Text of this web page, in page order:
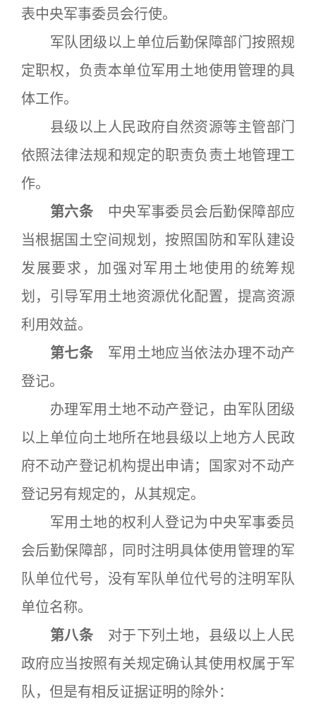
表中央军事委员会行使。
军队团级以上单位后勤保障部门按照规
定职权，负责本单位军用土地使用管理的具
体工作。
县级以上人民政府自然资源等主管部门
依照法律法规和规定的职责负责土地管理工
作。
第六条 中央军事委员会后勤保障部应
当根据国土空间规划，按照国防和军队建设
发展要求，加强对军用土地使用的统筹规
划，引导军用土地资源优化配置，提高资源
利用效益。
第七条 军用土地应当依法办理不动产
登记。
办理军用土地不动产登记，由军队团级
以上单位向土地所在地县级以上地方人民政
府不动产登记机构提出申请；国家对不动产
登记另有规定的，从其规定。
军用土地的权利人登记为中央军事委员
会后勤保障部，同时注明具体使用管理的军
队单位代号，没有军队单位代号的注明军队
单位名称。
第八条 对于下列土地，县级以上人民
政府应当按照有关规定确认其使用权属于军
队，但是有相反证据证明的除外：